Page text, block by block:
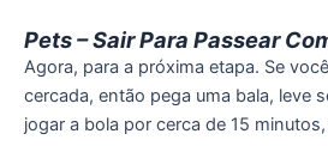
Pets – Sair Para Passear
Agora, para a próxima etapa. Se
cercada, então pega uma bala, leve
jogar a bola por cerca de 15